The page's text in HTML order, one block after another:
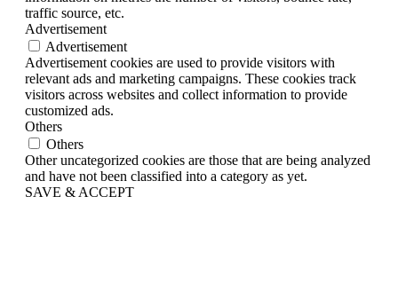
traffic source, etc.
Advertisement
Advertisement
Advertisement cookies are used to provide visitors with
relevant ads and marketing campaigns. These cookies track
visitors across websites and collect information to provide
customized ads.
Others
Others
Other uncategorized cookies are those that are being analyzed
and have not been classified into a category as yet.
SAVE & ACCEPT